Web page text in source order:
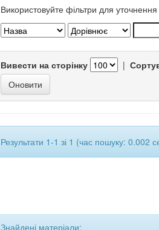
Використовуйте фільтри для уточнення
Вивести на сторінку |
Результати 1-1 зі 1 (час пошуку: 0.002
Знайдені матеріали: